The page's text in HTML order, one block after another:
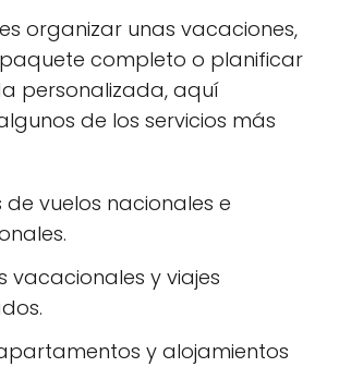
organizar unas vacaciones,
completo o planificar
personalizada, aquí
de los servicios más
de vuelos nacionales e
vacacionales y viajes
y alojamientos